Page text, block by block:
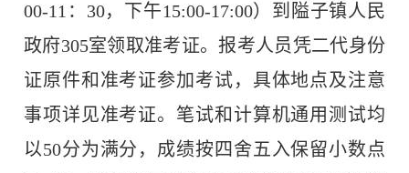
00-11 ： 30，下午15:00-17:00）到隘子镇人民
政府305室领取准考证。报考人员凭二代身份
证原件和准考证参加考试，具体地点及注意
事项详见准考证。笔试和 计算机通用测试均
以50分为满分，成绩按四舍五入保留小数点